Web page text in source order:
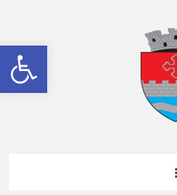
Deschide bara de unelte
content
left
sidebar
footer